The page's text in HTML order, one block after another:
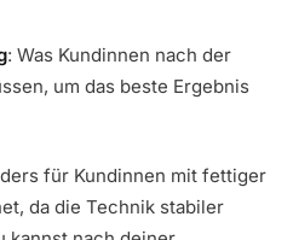
: Was Kundinnen nach der
um das beste Ergebnis
für Kundinnen mit fettiger
da die Technik stabiler